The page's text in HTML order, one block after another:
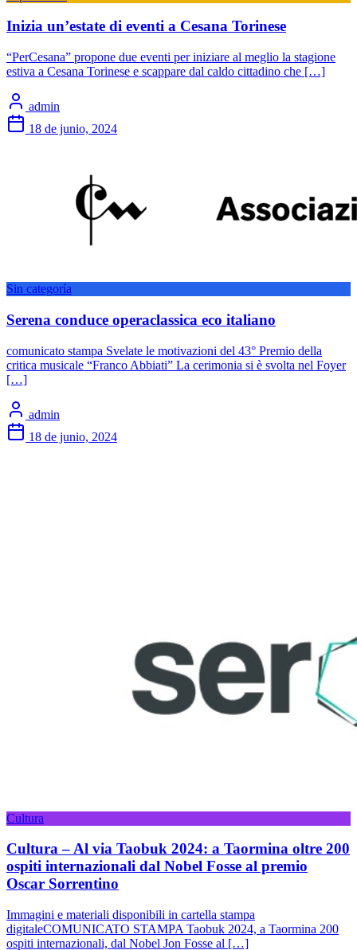
Inizia un’estate di eventi a Cesana Torinese
“PerCesana” propone due eventi per iniziare al meglio la stagione
estiva a Cesana Torinese e scappare dal caldo cittadino che […]
admin
18 de junio, 2024
Sin categoría
Serena conduce operaclassica eco italiano
comunicato stampa Svelate le motivazioni del 43° Premio della
critica musicale “Franco Abbiati” La cerimonia si è svolta nel Foyer
[…]
admin
18 de junio, 2024
Cultura
Cultura – Al via Taobuk 2024: a Taormina oltre 200
ospiti internazionali dal Nobel Fosse al premio
Oscar Sorrentino
Immagini e materiali disponibili in cartella stampa
digitaleCOMUNICATO STAMPA Taobuk 2024, a Taormina 200
ospiti internazionali, dal Nobel Jon Fosse al […]